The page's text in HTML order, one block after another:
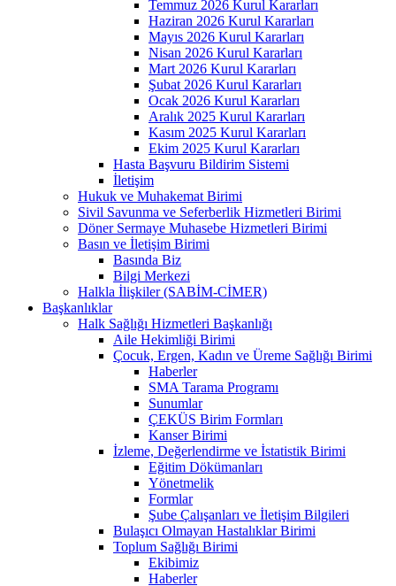
Temmuz 2026 Kurul Kararları
Haziran 2026 Kurul Kararları
Mayıs 2026 Kurul Kararları
Nisan 2026 Kurul Kararları
Mart 2026 Kurul Kararları
Şubat 2026 Kurul Kararları
Ocak 2026 Kurul Kararları
Aralık 2025 Kurul Kararları
Kasım 2025 Kurul Kararları
Ekim 2025 Kurul Kararları
Hasta Başvuru Bildirim Sistemi
İletişim
Hukuk ve Muhakemat Birimi
Sivil Savunma ve Seferberlik Hizmetleri Birimi
Döner Sermaye Muhasebe Hizmetleri Birimi
Basın ve İletişim Birimi
Basında Biz
Bilgi Merkezi
Halkla İlişkiler (SABİM-CİMER)
Başkanlıklar
Halk Sağlığı Hizmetleri Başkanlığı
Aile Hekimliği Birimi
Çocuk, Ergen, Kadın ve Üreme Sağlığı Birimi
Haberler
SMA Tarama Programı
Sunumlar
ÇEKÜS Birim Formları
Kanser Birimi
İzleme, Değerlendirme ve İstatistik Birimi
Eğitim Dökümanları
Yönetmelik
Formlar
Şube Çalışanları ve İletişim Bilgileri
Bulaşıcı Olmayan Hastalıklar Birimi
Toplum Sağlığı Birimi
Ekibimiz
Haberler